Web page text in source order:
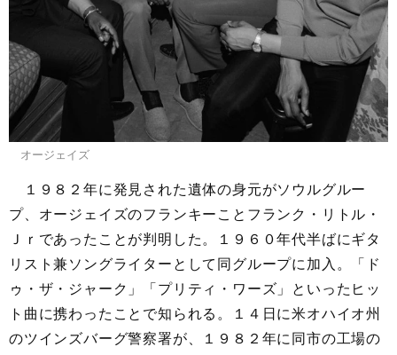
オージェイズ
１９８２年に発見された遺体の身元がソウルグルー
プ、オージェイズのフランキーことフランク・リトル・
Ｊｒであったことが判明した。１９６０年代半ばにギタ
リスト兼ソングライターとして同グループに加入。「ド
ゥ・ザ・ジャーク」「プリティ・ワーズ」といったヒッ
ト曲に携わったことで知られる。１４日に米オハイオ州
のツインズバーグ警察署が、１９８２年に同市の工場の